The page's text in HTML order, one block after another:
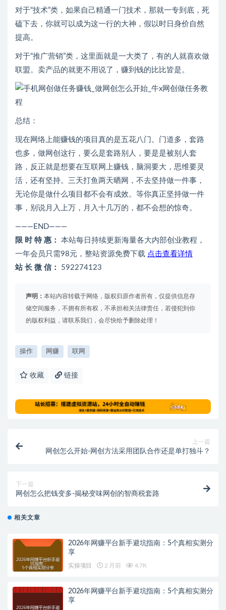
对于“技术”类，如果自己精通一门技术，那就一专到底，死
磕下去，你就可以成为这一行的大神，假以时日身价自然
提高。
对于“推广营销”类，这里面就是一大类了，有的人就喜欢做
联盟。卖产品的就更不用说了，赚到钱的比比皆是。
总结：
现在网络上能赚钱的项目真的是五花八门。门道多，套路
也多，做网创这行，要么是套路别人，要是是被别人套
路，反正就是想要在互联网上赚钱，脑洞要大，思维要灵
活，还有坚持。三天打鱼两天晒网，不去坚持做一件事，
无论你是做什么项目都不会有成效。等你真正坚持做一件
事，别说月入上万，月入十几万的，都不会想的惊奇。
———END———
限 时 特 惠： 本站每日持续更新海量各大内部创业教程，
一年会员只需98元，整站资源免费下载 点击查看详情
站 长 微 信： 592274123
声明： 本站内容转载于网络，版权归原作者所有，仅提供信息存
储空间服务，不拥有所有权，不承担相关法律责任，若侵犯到你
的版权利益，请联系我们，会尽快给予删除处理！
操作 网赚 联网
收藏 链接
上一篇
网创怎么开始-网创方法采用团队合作还是单打独斗？
下一篇
网创怎么把钱变多-揭秘变味网创的智商税套路
相关文章
2026年网赚平台新手避坑指南：5个真相实测分
享
实操项目 2 月前 4.7K
2026年网赚平台新手避坑指南：5个真相实测分
享